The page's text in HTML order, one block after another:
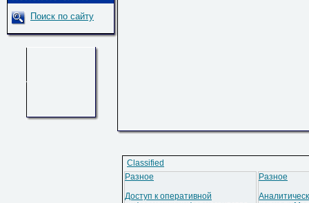
Поиск по сайту
Classified
Разное
Доступ к оперативной
Разное